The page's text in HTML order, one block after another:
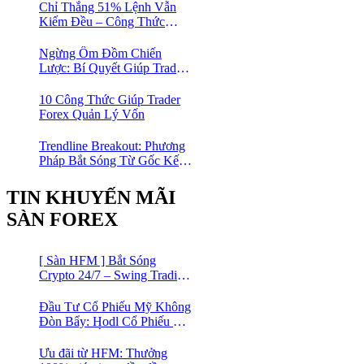
Chỉ Thắng 51% Lệnh Vẫn
Kiếm Đều – Công Thức
Lẻ Không Cần Thắng Nhiều
Lệnh
Ngừng Ôm Đồm Chiến
Lược: Bí Quyết Giúp Trader
Lần
10 Công Thức Giúp Trader
Forex Quản Lý Vốn
Trendline Breakout: Phương
Pháp Bắt Sóng Từ Gốc Kết
Cho Trader Forex
TIN KHUYẾN MÃI
SÀN FOREX
[ Sàn HFM ] Bắt Sóng
Crypto 24/7 – Swing Trading
1:1000
Đầu Tư Cổ Phiếu Mỹ Không
Đòn Bẩy: Hodl Cổ Phiếu Mỹ
Nhuận Đều Đều | cổ phiếu
Ưu đãi từ HFM: Thưởng